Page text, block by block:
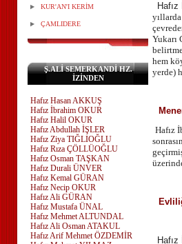
KUR'AN'I KERİM
ÇAMLIDERE
Ş.ALİ SEMERKANDİ HZ.
İZİNDEN
Hafız Hasan AKKUŞ
Hafız İbrahim OKUR
Hafız Halil OKUR
Hafız Abdullah İŞLER
Hafız Ziya TIĞLIOĞLU
Hafız Rıza ÇÖLLÜOĞLU
Hafız Osman TAŞKAN
Hafız Durali ÜNVER
Hafız Kemal GÜRAN
Hafız Necip OKUR
Hafız Ali GÜRAN
Hafız Mustafa ÜNAL
Hafız Mehmet ALTUNDAL
Hafız Ali Osman ATAKUL
Hafız Arif Mehmet ÖZDEMİR
Yukarı
hem
yerde)
Hafız